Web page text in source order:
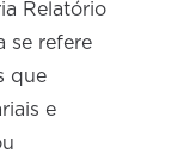
Relatório
se refere
que
e